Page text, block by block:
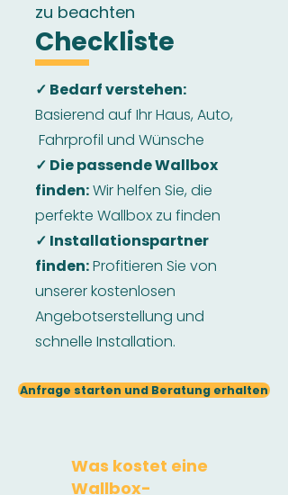
zu beachten
Checkliste
✓ Bedarf verstehen:
Basierend auf Ihr Haus, Auto,
Fahrprofil und Wünsche
✓ Die passende Wallbox
finden:Wir helfen Sie, die
perfekte Wallbox zu finden
✓ Installationspartner
finden:Profitieren Sie von
unserer kostenlosen
Angebotserstellung und
schnelle Installation.
Anfrage starten und Beratung erhalten
Was kostet eine
Wallbox-